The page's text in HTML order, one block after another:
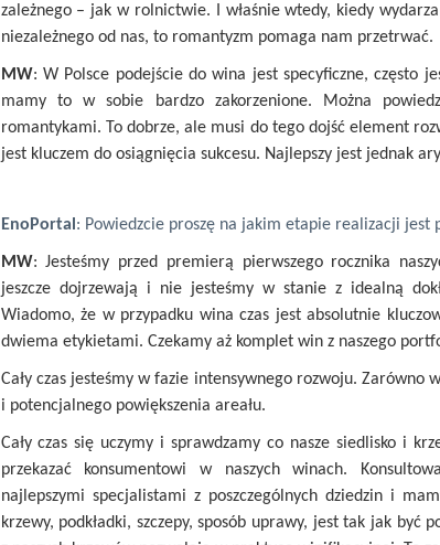
zależnego – jak w rolnictwie. I właśnie wtedy, kiedy
niezależnego od nas, to romantyzm pomaga nam przetrwać.
MW: W Polsce podejście do wina jest specyficzne, często
mamy to w sobie bardzo zakorzenione. Można
romantykami. To dobrze, ale musi do tego dojść element
jest kluczem do osiągnięcia sukcesu. Najlepszy jest jednak
EnoPortal : Powiedzcie proszę na jakim etapie realizacji jest
MW: Jesteśmy przed premierą pierwszego rocznika
jeszcze dojrzewają i nie jesteśmy w stanie z idealną
Wiadomo, że w przypadku wina czas jest absolutnie
dwiema etykietami. Czekamy aż komplet win z naszego
Cały czas jesteśmy w fazie intensywnego rozwoju. Zarówno
i potencjalnego powiększenia areału.
Cały czas się uczymy i sprawdzamy co nasze siedlisko i
przekazać konsumentowi w naszych winach.
najlepszymi specjalistami z poszczególnych dziedzin i
krzewy, podkładki, szczepy, sposób uprawy, jest tak jak być